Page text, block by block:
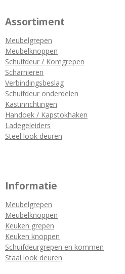
Assortiment
Meubelgrepen
Meubelknoppen
Schuifdeur / Komgrepen
Scharnieren
Verbindingsbeslag
Schuifdeur onderdelen
Kastinrichtingen
Handoek / Kapstokhaken
Ladegeleiders
Steel look deuren
Informatie
Meubelgrepen
Meubelknoppen
Keuken grepen
Keuken knoppen
Schuifdeurgrepen en kommen
Staal look deuren